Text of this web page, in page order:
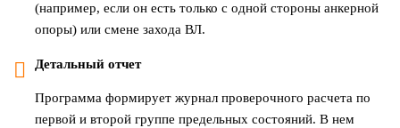
(например, если он есть только с одной стороны анкерной
опоры) или смене захода ВЛ.
Детальный отчет
Программа формирует журнал проверочного расчета по
первой и второй группе предельных состояний. В нем